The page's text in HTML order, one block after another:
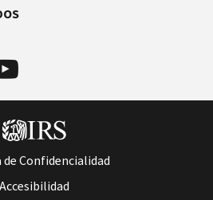
Confidencialidad
Accesibilidad